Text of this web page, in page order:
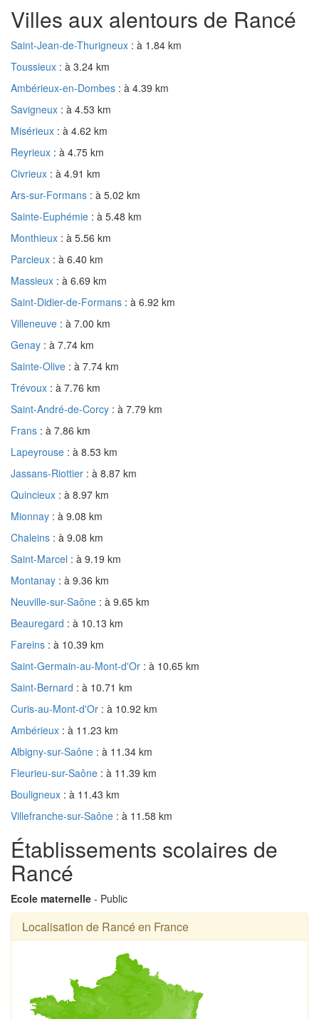
Villes aux alentours de Rancé
Saint-Jean-de-Thurigneux : à 1.84 km
Toussieux : à 3.24 km
Ambérieux-en-Dombes : à 4.39 km
Savigneux : à 4.53 km
Misérieux : à 4.62 km
Reyrieux : à 4.75 km
Civrieux : à 4.91 km
Ars-sur-Formans : à 5.02 km
Sainte-Euphémie : à 5.48 km
Monthieux : à 5.56 km
Parcieux : à 6.40 km
Massieux : à 6.69 km
Saint-Didier-de-Formans : à 6.92 km
Villeneuve : à 7.00 km
Genay : à 7.74 km
Sainte-Olive : à 7.74 km
Trévoux : à 7.76 km
Saint-André-de-Corcy : à 7.79 km
Frans : à 7.86 km
Lapeyrouse : à 8.53 km
Jassans-Riottier : à 8.87 km
Quincieux : à 8.97 km
Mionnay : à 9.08 km
Chaleins : à 9.08 km
Saint-Marcel : à 9.19 km
Montanay : à 9.36 km
Neuville-sur-Saône : à 9.65 km
Beauregard : à 10.13 km
Fareins : à 10.39 km
Saint-Germain-au-Mont-d'Or : à 10.65 km
Saint-Bernard : à 10.71 km
Curis-au-Mont-d'Or : à 10.92 km
Ambérieux : à 11.23 km
Albigny-sur-Saône : à 11.34 km
Fleurieu-sur-Saône : à 11.39 km
Bouligneux : à 11.43 km
Villefranche-sur-Saône : à 11.58 km
Établissements scolaires de
Rancé
Ecole maternelle - Public
Localisation de Rancé en France